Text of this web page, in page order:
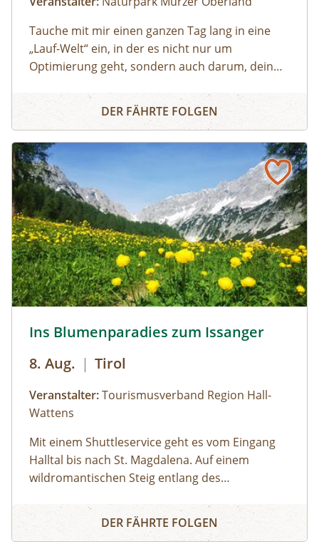
Tauche mit mir einen ganzen Tag lang in eine
„Lauf-Welt“ ein, in der es nicht nur um
Optimierung geht, sondern auch darum, dein
in der Technik nicht nur erarbeitet, sondern
gespürt wird. In der Leichtigkeit und
Weiterentwicklung, sportwissenschaftliche
Fundierung und Verletzungsprophylaxe.
Im interaktiven Theorieteil kommen wir ins
Verstehen, im Praxisteil kommen wir mit
zahlreichen Übungen in die Umsetzung. Ein
achtsamer Lauf im Gelände schließt den
Praxisteil ab und lässt das Gelernte
wirken. Zusätzlich zum individuellen Feedback
werden zwei Läufe gefilmt und gemeinsam als
Außerdem bekommst du Begleitmaterialien und
Videoaufnahmen mit nach Hause.
Lauftechnik - Workshop
DER FÄHRTE FOLGEN
Ins Blumenparadies zum Issanger
8. Aug. | Tirol
Veranstalter:Tourismusverband Region Hall-
Wattens
Mit einem Shuttleservice geht es vom Eingang
Halltal bis nach St. Magdalena. Auf einem
wildromantischen Steig entlang des
welcher für seine Pflanzenvielfalt bekannt ist.
Ausgerüstet mit Swarovski Ferngläsern lassen
Ins Blumenparadies zum Issanger
DER FÄHRTE FOLGEN